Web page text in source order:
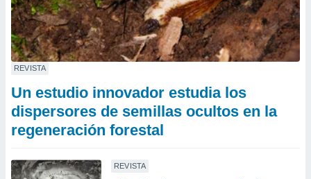
REVISTA
Un estudio innovador estudia los
dispersores de semillas ocultos en la
regeneración forestal
REVISTA